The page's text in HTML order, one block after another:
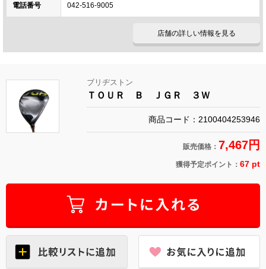
電話番号 042-516-9005
店舗の詳しい情報を見る
ブリヂストン
ＴＯＵＲ Ｂ ＪＧＲ ３Ｗ
商品コード：2100404253946
販売価格： 7,467円
獲得予定ポイント： 67 pt